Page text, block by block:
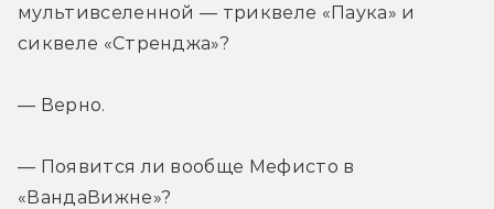
мультивселенной — триквеле «Паука» и
сиквеле «Стренджа»?
— Верно.
— Появится ли вообще Мефисто в
«ВандаВижне»?